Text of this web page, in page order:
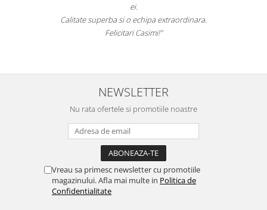
ei.
Calitate superba si o echipa extraordinara.
Felicitari Casimi!"
NEWSLETTER
Nu rata ofertele si promotiile noastre
Vreau sa primesc newsletter cu promotiile
magazinului. Afla mai multe in Politica de
Confidentialitate